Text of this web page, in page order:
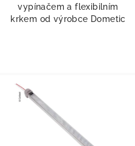
vypínačem a flexibilním
krkem od výrobce Dometic